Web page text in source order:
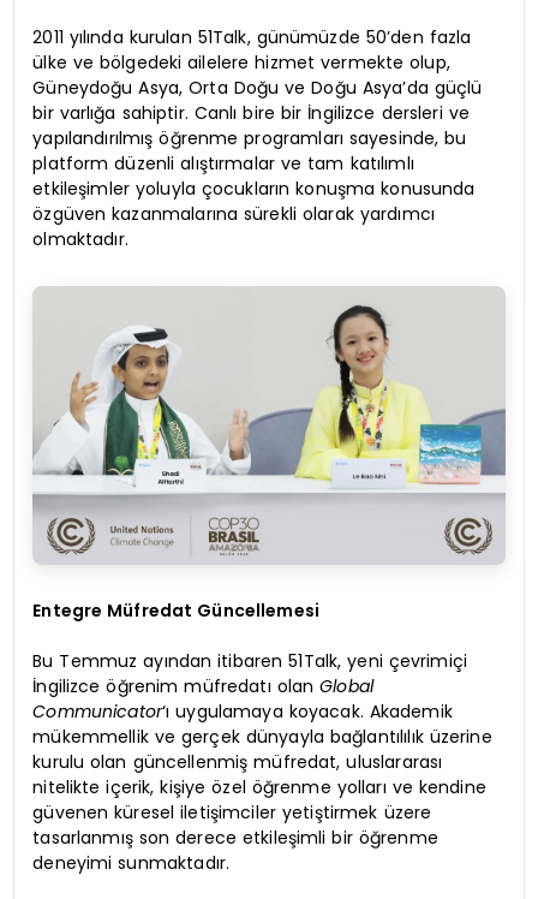
2011 yılında kurulan 51Talk, günümüzde 50’den fazla
ülke ve bölgedeki ailelere hizmet vermekte olup,
Güneydoğu Asya, Orta Doğu ve Doğu Asya’da güçlü
bir varlığa sahiptir. Canlı bire bir İngilizce dersleri ve
yapılandırılmış öğrenme programları sayesinde, bu
platform düzenli alıştırmalar ve tam katılımlı
etkileşimler yoluyla çocukların konuşma konusunda
özgüven kazanmalarına sürekli olarak yardımcı
olmaktadır.
Entegre Müfredat Güncellemesi
Bu Temmuz ayından itibaren 51Talk, yeni çevrimiçi
İngilizce öğrenim müfredatı olanGlobal
Communicator‘ı uygulamaya koyacak. Akademik
mükemmellik ve gerçek dünyayla bağlantılılık üzerine
kurulu olan güncellenmiş müfredat, uluslararası
nitelikte içerik, kişiye özel öğrenme yolları ve kendine
güvenen küresel iletişimciler yetiştirmek üzere
tasarlanmış son derece etkileşimli bir öğrenme
deneyimi sunmaktadır.